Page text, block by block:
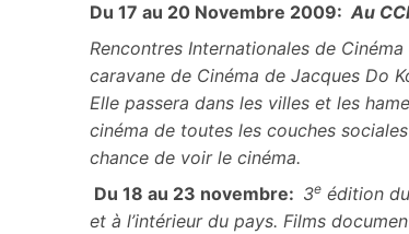
Du 17 au 20 Novembre 2009: Au
Rencontres Internationales de
caravane de Cinéma de Jacques Do
Elle passera dans les villes et les
cinéma de toutes les couches
chance de voir le cinéma.
Du 18 au 23 novembre: 3e édition
et à l’intérieur du pays. Films